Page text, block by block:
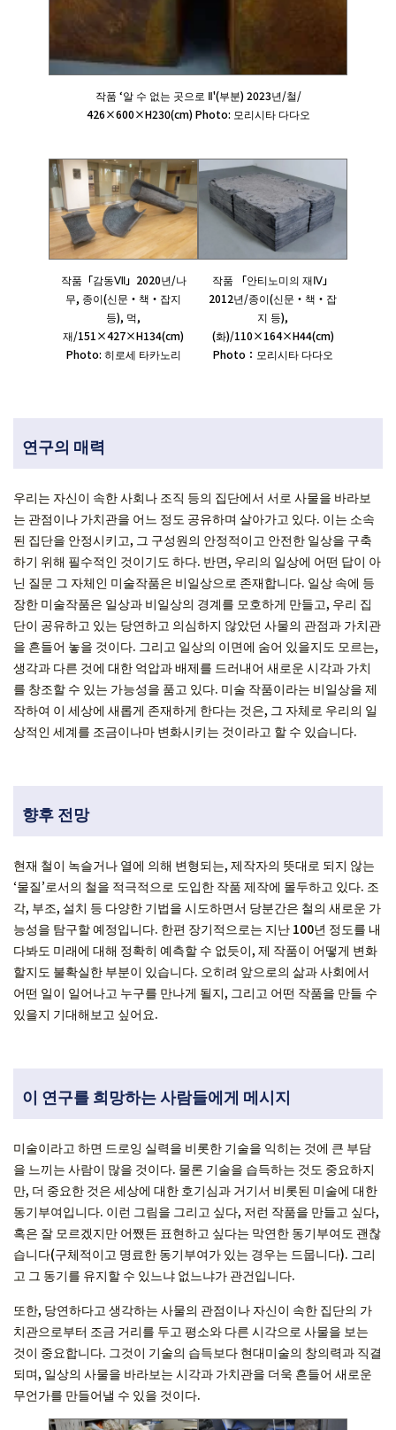
작품 ‘알 수 없는 곳으로 Ⅱ'(부분) 2023년/철/
426×600×H230(cm) Photo: 모리시타 다다오
작품「감동Ⅶ」2020년/나
무, 종이(신문・책・잡지
등), 먹,
재/151×427×H134(cm)
Photo: 히로세 타카노리
작품 「안티노미의 재Ⅳ」
2012년/종이(신문・책・잡
지 등),
(화)/110×164×H44(cm)
Photo：모리시타 다다오
연구의 매력
우리는 자신이 속한 사회나 조직 등의 집단에서 서로 사물을 바라보
는 관점이나 가치관을 어느 정도 공유하며 살아가고 있다. 이는 소속
된 집단을 안정시키고, 그 구성원의 안정적이고 안전한 일상을 구축
하기 위해 필수적인 것이기도 하다. 반면, 우리의 일상에 어떤 답이 아
닌 질문 그 자체인 미술작품은 비일상으로 존재합니다. 일상 속에 등
장한 미술작품은 일상과 비일상의 경계를 모호하게 만들고, 우리 집
단이 공유하고 있는 당연하고 의심하지 않았던 사물의 관점과 가치관
을 흔들어 놓을 것이다. 그리고 일상의 이면에 숨어 있을지도 모르는,
생각과 다른 것에 대한 억압과 배제를 드러내어 새로운 시각과 가치
를 창조할 수 있는 가능성을 품고 있다. 미술 작품이라는 비일상을 제
작하여 이 세상에 새롭게 존재하게 한다는 것은, 그 자체로 우리의 일
상적인 세계를 조금이나마 변화시키는 것이라고 할 수 있습니다.
향후 전망
현재 철이 녹슬거나 열에 의해 변형되는, 제작자의 뜻대로 되지 않는
‘물질’로서의 철을 적극적으로 도입한 작품 제작에 몰두하고 있다. 조
각, 부조, 설치 등 다양한 기법을 시도하면서 당분간은 철의 새로운 가
능성을 탐구할 예정입니다. 한편 장기적으로는 지난 100년 정도를 내
다봐도 미래에 대해 정확히 예측할 수 없듯이, 제 작품이 어떻게 변화
할지도 불확실한 부분이 있습니다. 오히려 앞으로의 삶과 사회에서
어떤 일이 일어나고 누구를 만나게 될지, 그리고 어떤 작품을 만들 수
있을지 기대해보고 싶어요.
이 연구를 희망하는 사람들에게 메시지
미술이라고 하면 드로잉 실력을 비롯한 기술을 익히는 것에 큰 부담
을 느끼는 사람이 많을 것이다. 물론 기술을 습득하는 것도 중요하지
만, 더 중요한 것은 세상에 대한 호기심과 거기서 비롯된 미술에 대한
동기부여입니다. 이런 그림을 그리고 싶다, 저런 작품을 만들고 싶다,
혹은 잘 모르겠지만 어쨌든 표현하고 싶다는 막연한 동기부여도 괜찮
습니다(구체적이고 명료한 동기부여가 있는 경우는 드뭅니다). 그리
고 그 동기를 유지할 수 있느냐 없느냐가 관건입니다.
또한, 당연하다고 생각하는 사물의 관점이나 자신이 속한 집단의 가
치관으로부터 조금 거리를 두고 평소와 다른 시각으로 사물을 보는
것이 중요합니다. 그것이 기술의 습득보다 현대미술의 창의력과 직결
되며, 일상의 사물을 바라보는 시각과 가치관을 더욱 흔들어 새로운
무언가를 만들어낼 수 있을 것이다.